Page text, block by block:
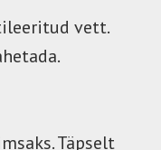
vett.
Täpselt